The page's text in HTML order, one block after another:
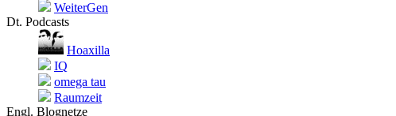
WeiterGen
Dt. Podcasts
Hoaxilla
IQ
omega tau
Raumzeit
Engl. Blognetze